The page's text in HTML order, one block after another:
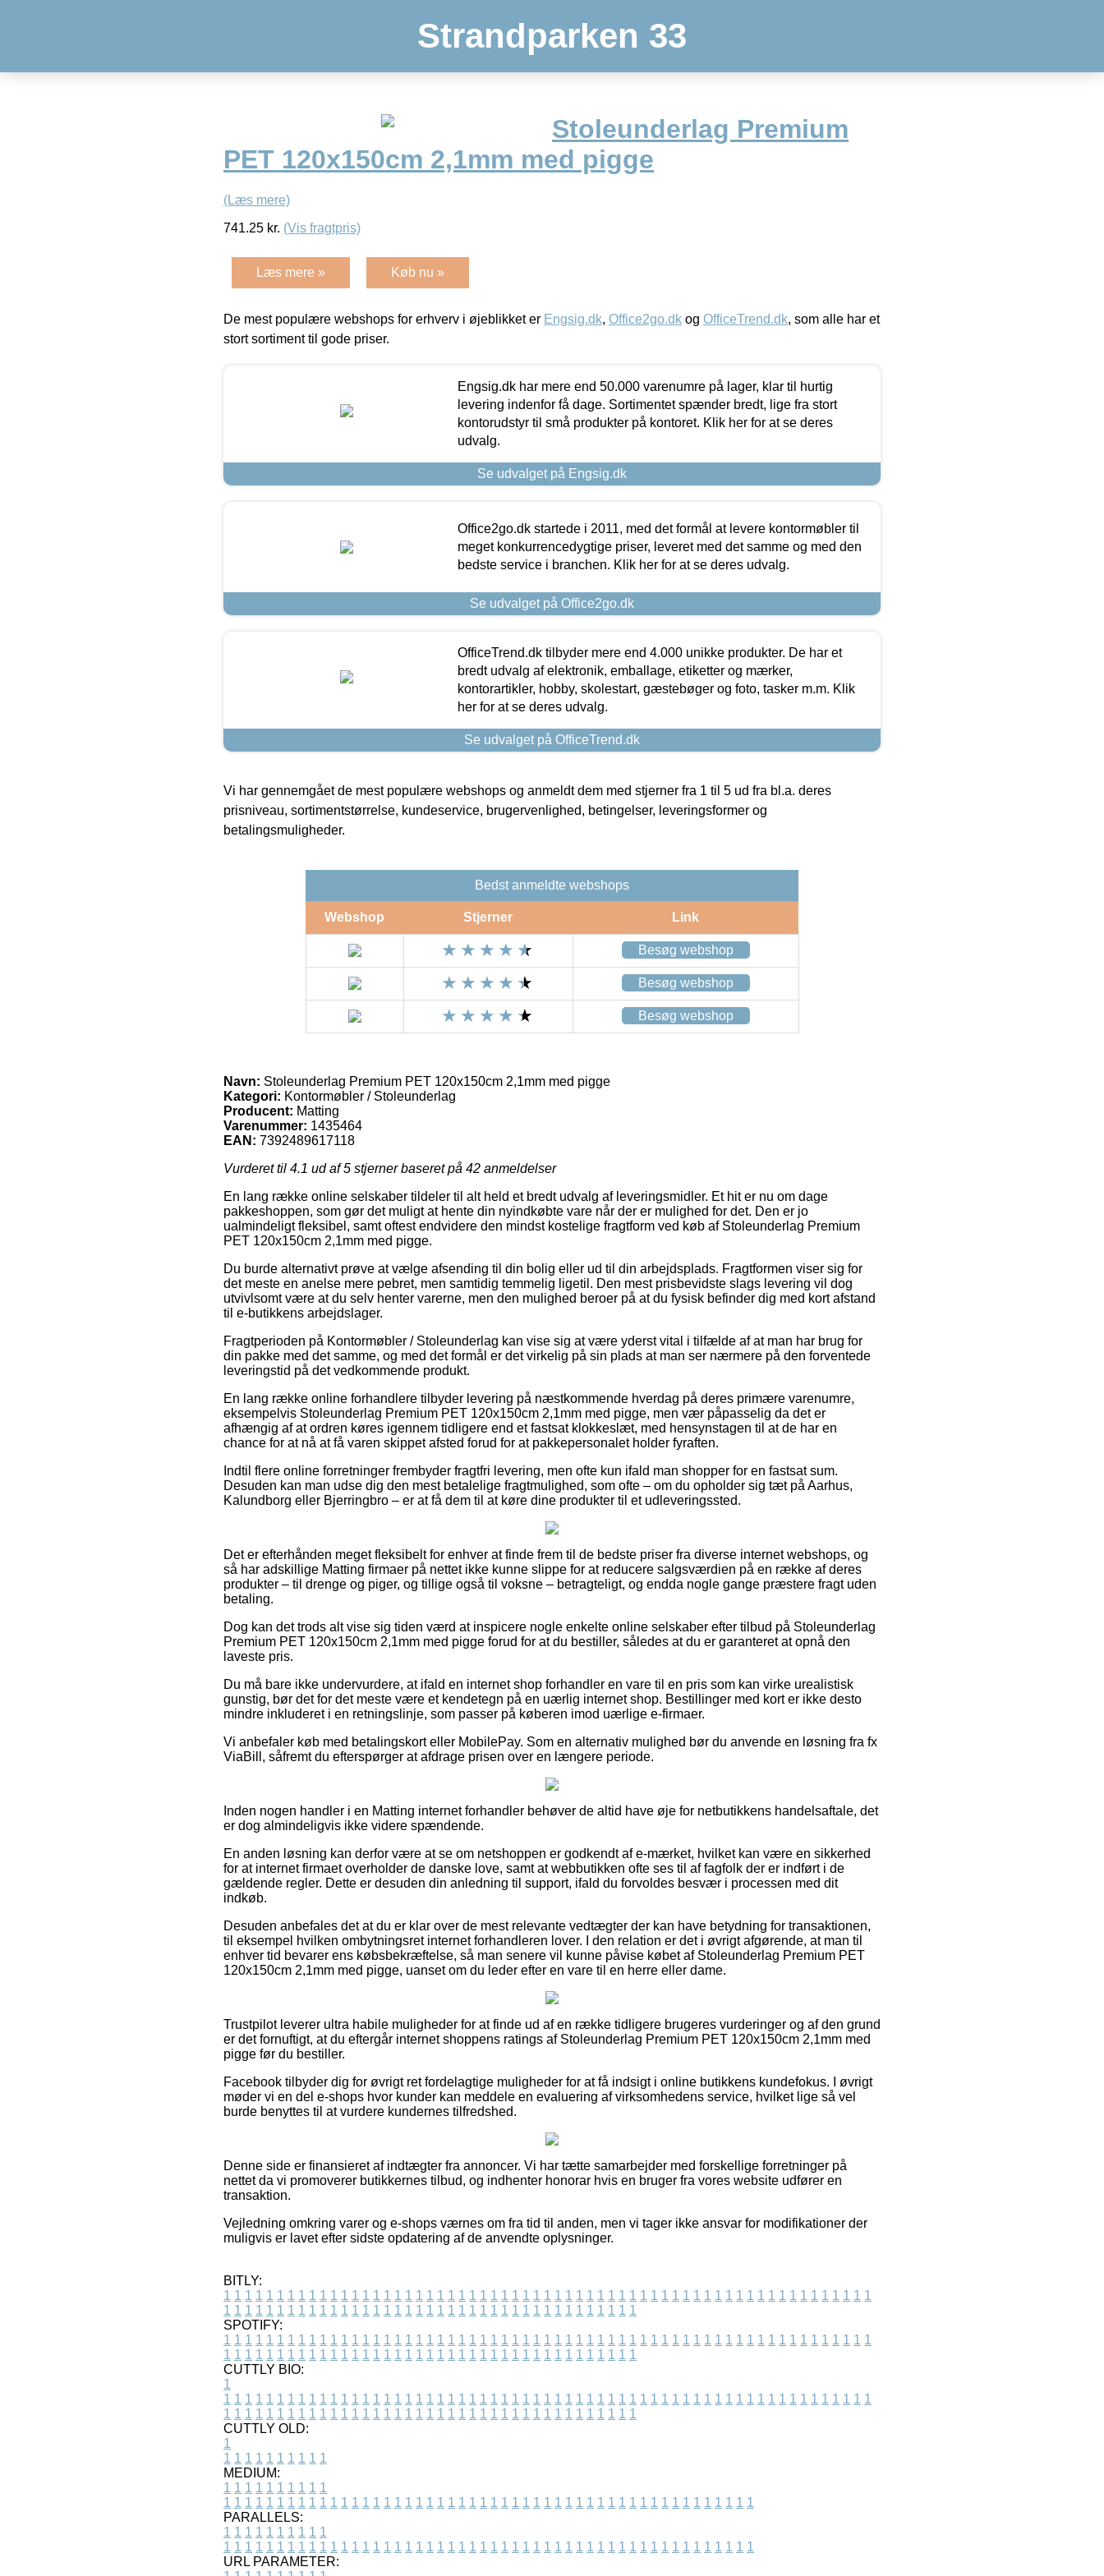
Strandparken 33
Stoleunderlag Premium
PET 120x150cm 2,1mm med pigge
(Læs mere)
741.25 kr. (Vis fragtpris)
Læs mere » Køb nu »
De mest populære webshops for erhverv i øjeblikket er Engsig.dk, Office2go.dk og OfficeTrend.dk, som alle har et
stort sortiment til gode priser.
Engsig.dk har mere end 50.000 varenumre på lager, klar til hurtig
levering indenfor få dage. Sortimentet spænder bredt, lige fra stort
kontorudstyr til små produkter på kontoret. Klik her for at se deres
udvalg.
Se udvalget på Engsig.dk
Office2go.dk startede i 2011, med det formål at levere kontormøbler til
meget konkurrencedygtige priser, leveret med det samme og med den
bedste service i branchen. Klik her for at se deres udvalg.
Se udvalget på Office2go.dk
OfficeTrend.dk tilbyder mere end 4.000 unikke produkter. De har et
bredt udvalg af elektronik, emballage, etiketter og mærker,
kontorartikler, hobby, skolestart, gæstebøger og foto, tasker m.m. Klik
her for at se deres udvalg.
Se udvalget på OfficeTrend.dk
Vi har gennemgået de mest populære webshops og anmeldt dem med stjerner fra 1 til 5 ud fra bl.a. deres
prisniveau, sortimentstørrelse, kundeservice, brugervenlighed, betingelser, leveringsformer og
betalingsmuligheder.
Bedst anmeldte webshops
Webshop Stjerner Link
Besøg webshop
Besøg webshop
Besøg webshop
Navn: Stoleunderlag Premium PET 120x150cm 2,1mm med pigge
Kategori: Kontormøbler / Stoleunderlag
Producent: Matting
Varenummer: 1435464
EAN: 7392489617118
Vurderet til 4.1 ud af 5 stjerner baseret på 42 anmeldelser
En lang række online selskaber tildeler til alt held et bredt udvalg af leveringsmidler. Et hit er nu om dage
pakkeshoppen, som gør det muligt at hente din nyindkøbte vare når der er mulighed for det. Den er jo
ualmindeligt fleksibel, samt oftest endvidere den mindst kostelige fragtform ved køb af Stoleunderlag Premium
PET 120x150cm 2,1mm med pigge.
Du burde alternativt prøve at vælge afsending til din bolig eller ud til din arbejdsplads. Fragtformen viser sig for
det meste en anelse mere pebret, men samtidig temmelig ligetil. Den mest prisbevidste slags levering vil dog
utvivlsomt være at du selv henter varerne, men den mulighed beroer på at du fysisk befinder dig med kort afstand
til e-butikkens arbejdslager.
Fragtperioden på Kontormøbler / Stoleunderlag kan vise sig at være yderst vital i tilfælde af at man har brug for
din pakke med det samme, og med det formål er det virkelig på sin plads at man ser nærmere på den forventede
leveringstid på det vedkommende produkt.
En lang række online forhandlere tilbyder levering på næstkommende hverdag på deres primære varenumre,
eksempelvis Stoleunderlag Premium PET 120x150cm 2,1mm med pigge, men vær påpasselig da det er
afhængig af at ordren køres igennem tidligere end et fastsat klokkeslæt, med hensynstagen til at de har en
chance for at nå at få varen skippet afsted forud for at pakkepersonalet holder fyraften.
Indtil flere online forretninger frembyder fragtfri levering, men ofte kun ifald man shopper for en fastsat sum.
Desuden kan man udse dig den mest betalelige fragtmulighed, som ofte – om du opholder sig tæt på Aarhus,
Kalundborg eller Bjerringbro – er at få dem til at køre dine produkter til et udleveringssted.
Det er efterhånden meget fleksibelt for enhver at finde frem til de bedste priser fra diverse internet webshops, og
så har adskillige Matting firmaer på nettet ikke kunne slippe for at reducere salgsværdien på en række af deres
produkter – til drenge og piger, og tillige også til voksne – betragteligt, og endda nogle gange præstere fragt uden
betaling.
Dog kan det trods alt vise sig tiden værd at inspicere nogle enkelte online selskaber efter tilbud på Stoleunderlag
Premium PET 120x150cm 2,1mm med pigge forud for at du bestiller, således at du er garanteret at opnå den
laveste pris.
Du må bare ikke undervurdere, at ifald en internet shop forhandler en vare til en pris som kan virke urealistisk
gunstig, bør det for det meste være et kendetegn på en uærlig internet shop. Bestillinger med kort er ikke desto
mindre inkluderet i en retningslinje, som passer på køberen imod uærlige e-firmaer.
Vi anbefaler køb med betalingskort eller MobilePay. Som en alternativ mulighed bør du anvende en løsning fra fx
ViaBill, såfremt du efterspørger at afdrage prisen over en længere periode.
Inden nogen handler i en Matting internet forhandler behøver de altid have øje for netbutikkens handelsaftale, det
er dog almindeligvis ikke videre spændende.
En anden løsning kan derfor være at se om netshoppen er godkendt af e-mærket, hvilket kan være en sikkerhed
for at internet firmaet overholder de danske love, samt at webbutikken ofte ses til af fagfolk der er indført i de
gældende regler. Dette er desuden din anledning til support, ifald du forvoldes besvær i processen med dit
indkøb.
Desuden anbefales det at du er klar over de mest relevante vedtægter der kan have betydning for transaktionen,
til eksempel hvilken ombytningsret internet forhandleren lover. I den relation er det i øvrigt afgørende, at man til
enhver tid bevarer ens købsbekræftelse, så man senere vil kunne påvise købet af Stoleunderlag Premium PET
120x150cm 2,1mm med pigge, uanset om du leder efter en vare til en herre eller dame.
Trustpilot leverer ultra habile muligheder for at finde ud af en række tidligere brugeres vurderinger og af den grund
er det fornuftigt, at du eftergår internet shoppens ratings af Stoleunderlag Premium PET 120x150cm 2,1mm med
pigge før du bestiller.
Facebook tilbyder dig for øvrigt ret fordelagtige muligheder for at få indsigt i online butikkens kundefokus. I øvrigt
møder vi en del e-shops hvor kunder kan meddele en evaluering af virksomhedens service, hvilket lige så vel
burde benyttes til at vurdere kundernes tilfredshed.
Denne side er finansieret af indtægter fra annoncer. Vi har tætte samarbejder med forskellige forretninger på
nettet da vi promoverer butikkernes tilbud, og indhenter honorar hvis en bruger fra vores website udfører en
transaktion.
Vejledning omkring varer og e-shops værnes om fra tid til anden, men vi tager ikke ansvar for modifikationer der
muligvis er lavet efter sidste opdatering af de anvendte oplysninger.
BITLY:
1 1 1 1 1 1 1 1 1 1 1 1 1 1 1 1 1 1 1 1 1 1 1 1 1 1 1 1 1 1 1 1 1 1 1 1 1 1 1 1 1 1 1 1 1 1 1 1 1 1 1 1 1 1 1 1 1 1 1 1 1
1 1 1 1 1 1 1 1 1 1 1 1 1 1 1 1 1 1 1 1 1 1 1 1 1 1 1 1 1 1 1 1 1 1 1 1 1 1 1
SPOTIFY:
1 1 1 1 1 1 1 1 1 1 1 1 1 1 1 1 1 1 1 1 1 1 1 1 1 1 1 1 1 1 1 1 1 1 1 1 1 1 1 1 1 1 1 1 1 1 1 1 1 1 1 1 1 1 1 1 1 1 1 1 1
1 1 1 1 1 1 1 1 1 1 1 1 1 1 1 1 1 1 1 1 1 1 1 1 1 1 1 1 1 1 1 1 1 1 1 1 1 1 1
CUTTLY BIO:
1
1 1 1 1 1 1 1 1 1 1 1 1 1 1 1 1 1 1 1 1 1 1 1 1 1 1 1 1 1 1 1 1 1 1 1 1 1 1 1 1 1 1 1 1 1 1 1 1 1 1 1 1 1 1 1 1 1 1 1 1 1
1 1 1 1 1 1 1 1 1 1 1 1 1 1 1 1 1 1 1 1 1 1 1 1 1 1 1 1 1 1 1 1 1 1 1 1 1 1 1
CUTTLY OLD:
1
1 1 1 1 1 1 1 1 1 1
MEDIUM:
1 1 1 1 1 1 1 1 1 1
1 1 1 1 1 1 1 1 1 1 1 1 1 1 1 1 1 1 1 1 1 1 1 1 1 1 1 1 1 1 1 1 1 1 1 1 1 1 1 1 1 1 1 1 1 1 1 1 1 1
PARALLELS:
1 1 1 1 1 1 1 1 1 1
1 1 1 1 1 1 1 1 1 1 1 1 1 1 1 1 1 1 1 1 1 1 1 1 1 1 1 1 1 1 1 1 1 1 1 1 1 1 1 1 1 1 1 1 1 1 1 1 1 1
URL PARAMETER: